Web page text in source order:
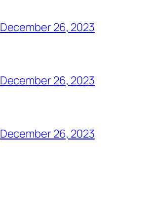
December 26, 2023
December 26, 2023
December 26, 2023